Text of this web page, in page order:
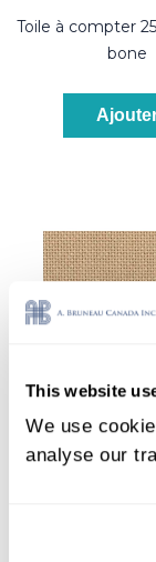
This website
We use
analyse our
toile à compter 25pts lugana
bone